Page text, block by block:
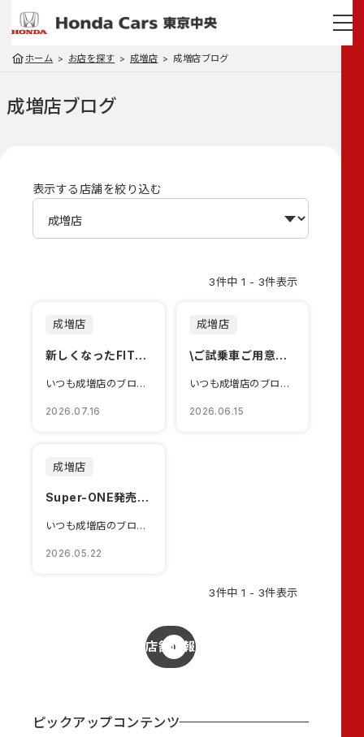
ホーム お店を探す 成増店 成増店ブログ
成増店ブログ
表示する店舗を絞り込む
3件中 1 - 3件表示
成増店
2026.07.16
新しくなったFITをご覧ください！！！
いつも成増店のブログをご覧いただきありがとうございます。梅雨が明け、暑さも本格的...
成増店
2026.06.15
\ご試乗車ご用意しております/
いつも成増店のブログをご覧いただきありがとうございます。皆さま、梅雨入りを迎え&...
成増店
2026.05.22
Super-ONE発売開始！！！
いつも成増店のブログをご覧いただきありがとうございます。2026年5月21日より...
3件中 1 - 3件表示
店舗情報
ピックアップコンテンツ